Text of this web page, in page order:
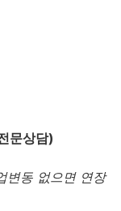
문상담)
변동 없으면 연장